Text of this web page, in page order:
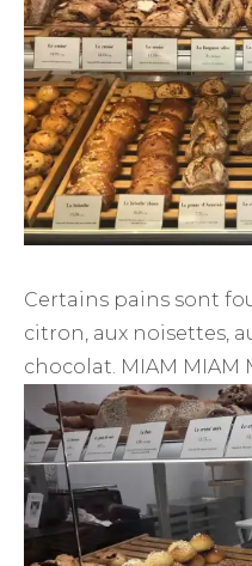
Certains pains sont
citron, aux noisettes,
chocolat. MIAM MIAM